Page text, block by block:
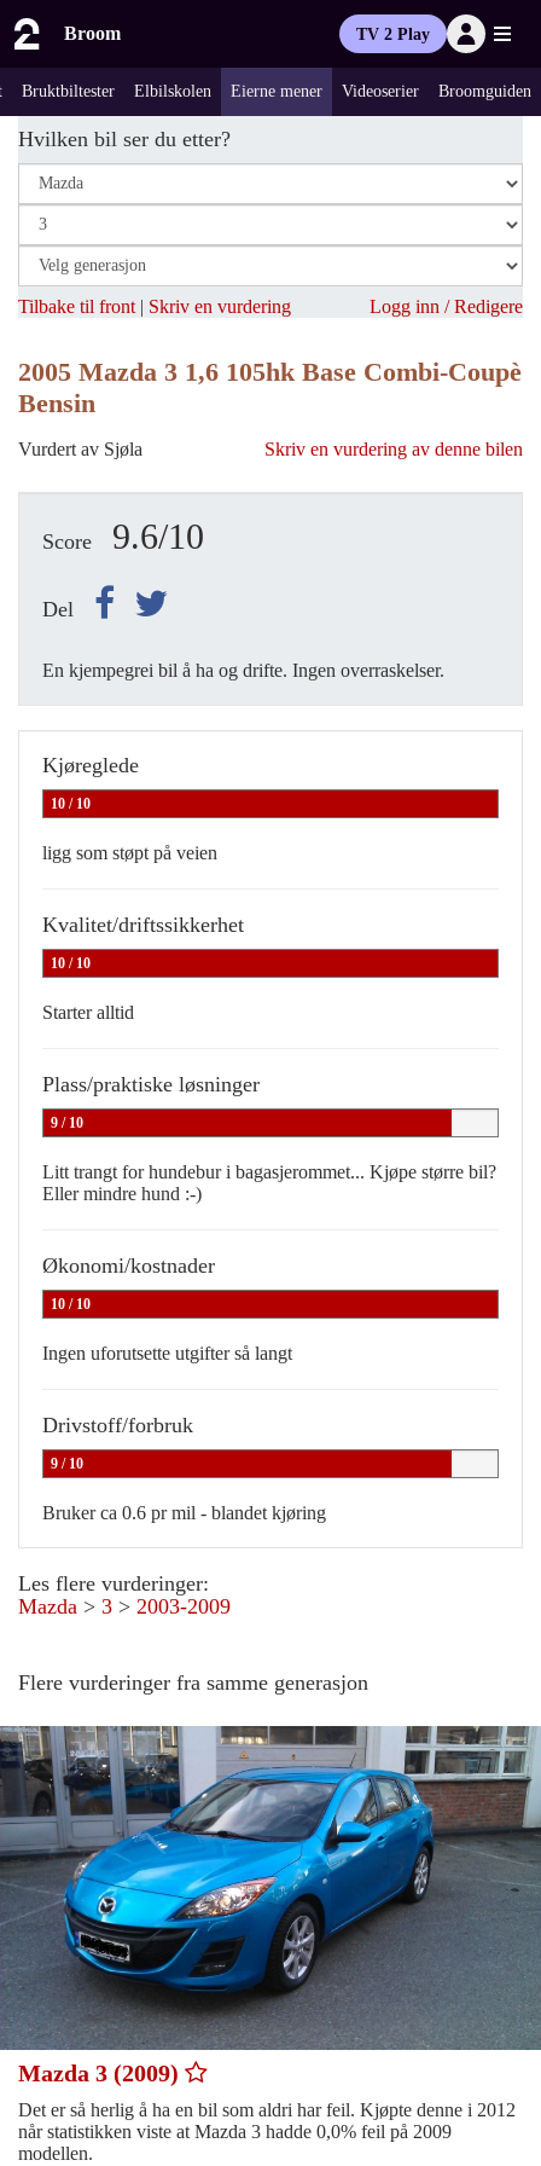
Broom TV 2 Play
Bruktbiltester Elbilskolen Eierne mener Videoserier Broomguiden
Hvilken bil ser du etter?
Tilbake til front | Skriv en vurdering Logg inn / Redigere
2005 Mazda 3 1,6 105hk Base Combi-Coupè
Bensin
Vurdert av Sjøla Skriv en vurdering av denne bilen
Score 9.6/10
Del
En kjempegrei bil å ha og drifte. Ingen overraskelser.
Kjøreglede
10 / 10
ligg som støpt på veien
Kvalitet/driftssikkerhet
10 / 10
Starter alltid
Plass/praktiske løsninger
9 / 10
Litt trangt for hundebur i bagasjerommet... Kjøpe større bil?
Eller mindre hund :-)
Økonomi/kostnader
10 / 10
Ingen uforutsette utgifter så langt
Drivstoff/forbruk
9 / 10
Bruker ca 0.6 pr mil - blandet kjøring
Les flere vurderinger:
Mazda > 3 > 2003-2009
Flere vurderinger fra samme generasjon
Mazda 3 (2009)
Det er så herlig å ha en bil som aldri har feil. Kjøpte denne i 2012
når statistikken viste at Mazda 3 hadde 0,0% feil på 2009
modellen.